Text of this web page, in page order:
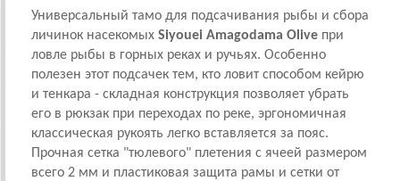
Универсальный тамо для подсачивания рыбы и сбора
личинок насекомых Siyouei Amagodama Olive при
ловле рыбы в горных реках и ручьях. Особенно
полезен этот подсачек тем, кто ловит способом кейрю
и тенкара - складная конструкция позволяет убрать
его в рюкзак при переходах по реке, эргономичная
классическая рукоять легко вставляется за пояс.
Прочная сетка "тюлевого" плетения с ячеей размером
всего 2 мм и пластиковая защита рамы и сетки от